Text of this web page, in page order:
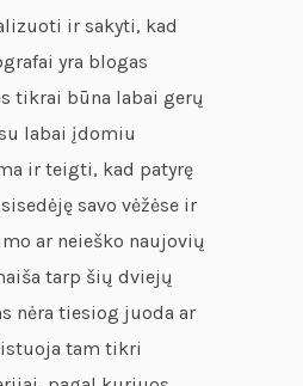
ir sakyti, kad
yra blogas
tikrai būna labai gerų
labai įdomiu
ir teigti, kad patyrę
savo vėžėse ir
ar neieško naujovių
tarp šių dviejų
nėra tiesiog juoda ar
tam tikri